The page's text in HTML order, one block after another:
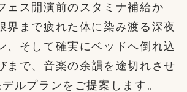
ェス開演前のスタミナ補給か
界まで疲れた体に染み渡る深夜
、そして確実にベッドへ倒れ込
まで、音楽の余韻を途切れさせ
ルプランをご提案します。